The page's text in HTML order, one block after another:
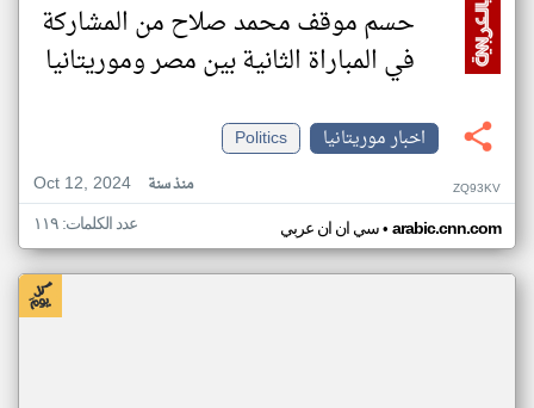
حسم موقف محمد صلاح من المشاركة
في المباراة الثانية بين مصر وموريتانيا
اخبار موريتانيا
Politics
Oct 12, 2024
منذ سنة ZQ93KV
سي ان ان عربي• arabic.cnn.com عدد الكلمات: ١١٩